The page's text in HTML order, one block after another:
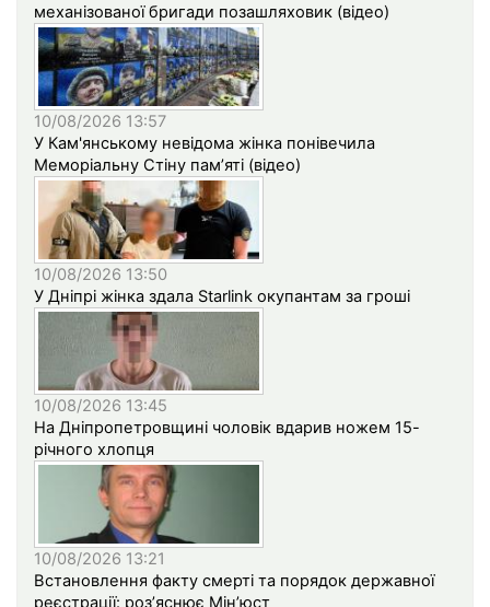
механізованої бригади позашляховик (відео)
10/08/2026 13:57
У Кам'янському невідома жінка понівечила
Меморіальну Стіну пам’яті (відео)
10/08/2026 13:50
У Дніпрі жінка здала Starlink окупантам за гроші
10/08/2026 13:45
На Дніпропетровщині чоловік вдарив ножем 15-
річного хлопця
10/08/2026 13:21
Встановлення факту смерті та порядок державної
реєстрації: роз’яснює Мін’юст